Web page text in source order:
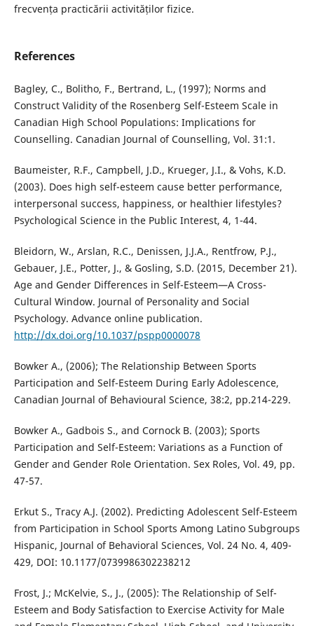
frecvența practicării activităților fizice.
References
Bagley, C., Bolitho, F., Bertrand, L., (1997); Norms and
Construct Validity of the Rosenberg Self-Esteem Scale in
Canadian High School Populations: Implications for
Counselling. Canadian Journal of Counselling, Vol. 31:1.
Baumeister, R.F., Campbell, J.D., Krueger, J.I., & Vohs, K.D.
(2003). Does high self-esteem cause better performance,
interpersonal success, happiness, or healthier lifestyles?
Psychological Science in the Public Interest, 4, 1-44.
Bleidorn, W., Arslan, R.C., Denissen, J.J.A., Rentfrow, P.J.,
Gebauer, J.E., Potter, J., & Gosling, S.D. (2015, December 21).
Age and Gender Differences in Self-Esteem—A Cross-
Cultural Window. Journal of Personality and Social
Psychology. Advance online publication.
http://dx.doi.org/10.1037/pspp0000078
Bowker A., (2006); The Relationship Between Sports
Participation and Self-Esteem During Early Adolescence,
Canadian Journal of Behavioural Science, 38:2, pp.214-229.
Bowker A., Gadbois S., and Cornock B. (2003); Sports
Participation and Self-Esteem: Variations as a Function of
Gender and Gender Role Orientation. Sex Roles, Vol. 49, pp.
47-57.
Erkut S., Tracy A.J. (2002). Predicting Adolescent Self-Esteem
from Participation in School Sports Among Latino Subgroups
Hispanic, Journal of Behavioral Sciences, Vol. 24 No. 4, 409-
429, DOI: 10.1177/0739986302238212
Frost, J.; McKelvie, S., J., (2005): The Relationship of Self-
Esteem and Body Satisfaction to Exercise Activity for Male